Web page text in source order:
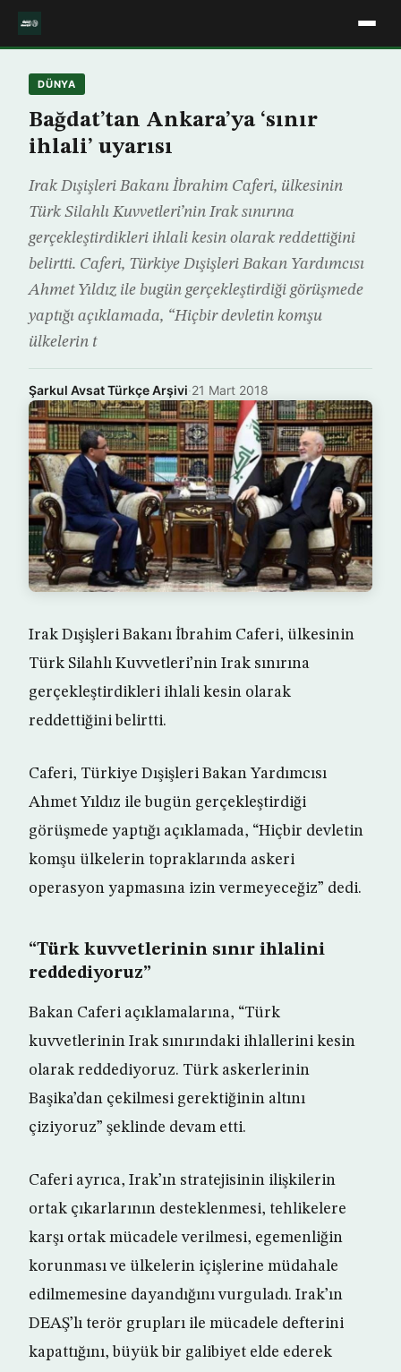
DÜNYA
Bağdat’tan Ankara’ya ‘sınır
ihlali’ uyarısı
Irak Dışişleri Bakanı İbrahim Caferi, ülkesinin
Türk Silahlı Kuvvetleri’nin Irak sınırına
gerçekleştirdikleri ihlali kesin olarak reddettiğini
belirtti. Caferi, Türkiye Dışişleri Bakan Yardımcısı
Ahmet Yıldız ile bugün gerçekleştirdiği görüşmede
yaptığı açıklamada, “Hiçbir devletin komşu
ülkelerin t
Şarkul Avsat Türkçe Arşivi·21 Mart 2018
Irak Dışişleri Bakanı İbrahim Caferi, ülkesinin
Türk Silahlı Kuvvetleri’nin Irak sınırına
gerçekleştirdikleri ihlali kesin olarak
reddettiğini belirtti.
Caferi, Türkiye Dışişleri Bakan Yardımcısı
Ahmet Yıldız ile bugün gerçekleştirdiği
görüşmede yaptığı açıklamada, “Hiçbir devletin
komşu ülkelerin topraklarında askeri
operasyon yapmasına izin vermeyeceğiz” dedi.
“Türk kuvvetlerinin sınır ihlalini
reddediyoruz”
Bakan Caferi açıklamalarına, “Türk
kuvvetlerinin Irak sınırındaki ihlallerini kesin
olarak reddediyoruz. Türk askerlerinin
Başika’dan çekilmesi gerektiğinin altını
çiziyoruz” şeklinde devam etti.
Caferi ayrıca, Irak’ın stratejisinin ilişkilerin
ortak çıkarlarının desteklenmesi, tehlikelere
karşı ortak mücadele verilmesi, egemenliğin
korunması ve ülkelerin içişlerine müdahale
edilmemesine dayandığını vurguladı. Irak’ın
DEAŞ’lı terör grupları ile mücadele defterini
kapattığını, büyük bir galibiyet elde ederek